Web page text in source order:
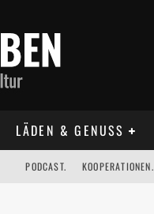
LÄDEN & GENUSS
PODCAST. KOOPERATIONEN.